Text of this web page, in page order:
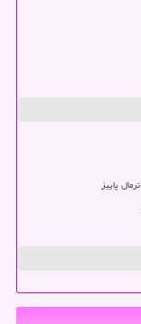
پاییز